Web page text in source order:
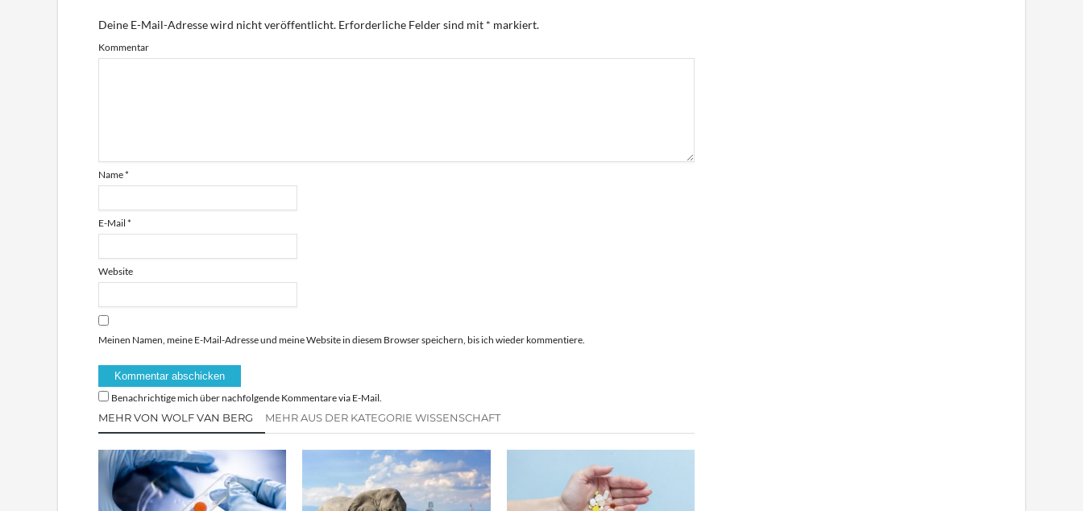
Deine E-Mail-Adresse wird nicht veröffentlicht. Erforderliche Felder sind mit * markiert.
Kommentar
Name*
E-Mail *
Website
Meinen Namen, meine E-Mail-Adresse und meine Website in diesem Browser speichern, bis ich wieder kommentiere.
Benachrichtige mich über nachfolgende Kommentare via E-Mail.
MEHR VON WOLF VAN BERG MEHR AUS DER KATEGORIE WISSENSCHAFT